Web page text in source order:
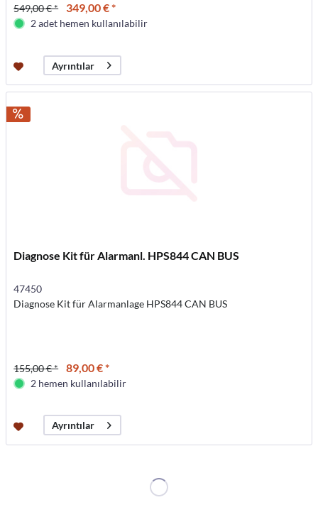
549,00 € * 349,00 € *
2 adet hemen kullanılabilir
Ayrıntılar
Diagnose Kit für Alarmanl. HPS844 CAN BUS
47450
Diagnose Kit für Alarmanlage HPS844 CAN BUS
155,00 € * 89,00 € *
2 hemen kullanılabilir
Ayrıntılar